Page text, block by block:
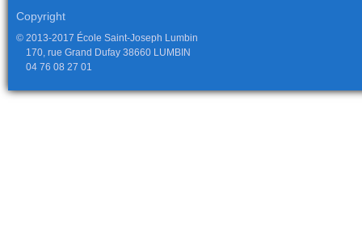
Copyright
© 2013-2017 École Saint-Joseph Lumbin
170, rue Grand Dufay 38660 LUMBIN
04 76 08 27 01